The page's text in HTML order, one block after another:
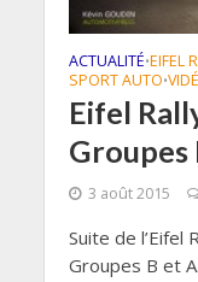
ACTUALITÉ•EIFEL
SPORT AUTO•
Eifel
Groupes
3 août 2015
Suite de l’Eifel
Groupes B et